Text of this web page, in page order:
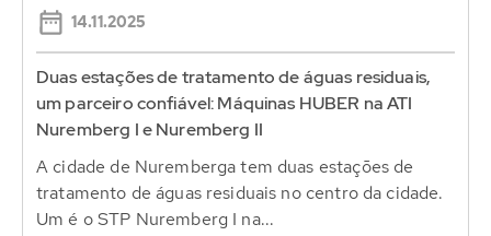
14.11.2025
Duas estações de tratamento de águas residuais,
um parceiro confiável: Máquinas HUBER na ATI
Nuremberg I e Nuremberg II
A cidade de Nuremberga tem duas estações de
tratamento de águas residuais no centro da cidade.
Um é o STP Nuremberg I na...